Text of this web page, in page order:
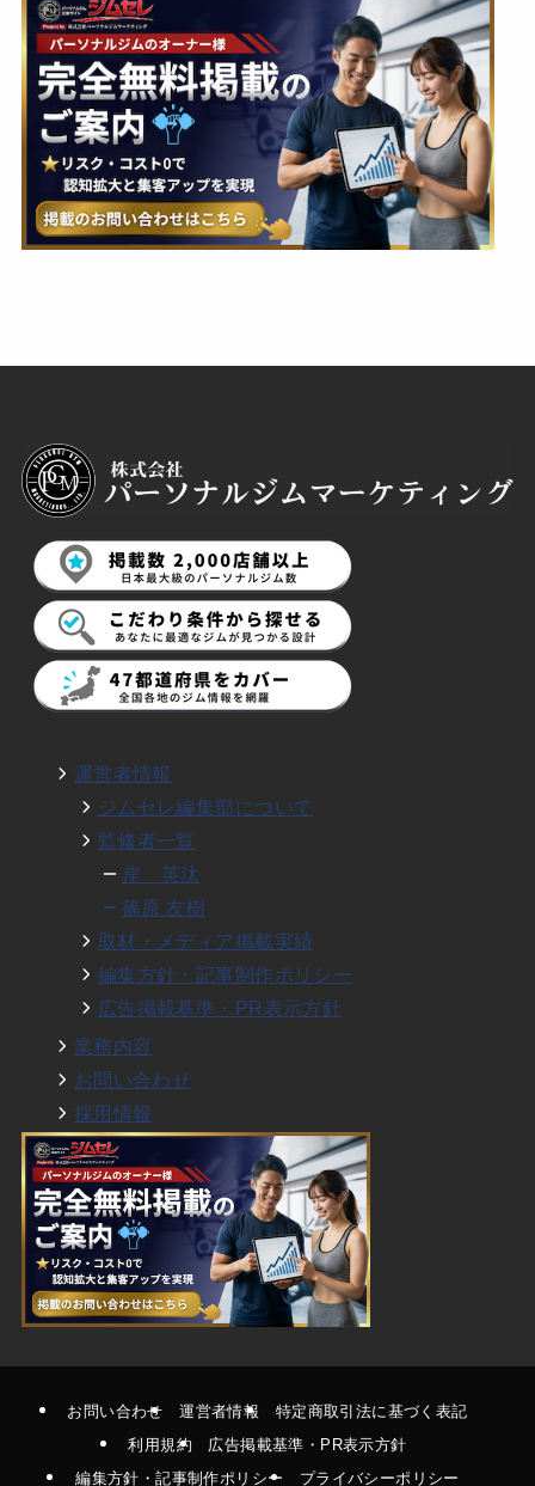
運営者情報
ジムセレ編集部について
監修者一覧
岸 英汰
篠原 友樹
取材・メディア掲載実績
編集方針・記事制作ポリシー
広告掲載基準・PR表示方針
業務内容
お問い合わせ
採用情報
お問い合わせ 運営者情報
特定商取引法に基づく表記
利用規約
広告掲載基準・PR表示方針
編集方針・記事制作ポリシー
プライバシーポリシー